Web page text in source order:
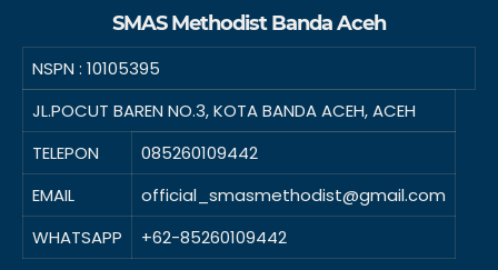
SMAS Methodist Banda Aceh
NSPN : 10105395
JL.POCUT BAREN NO.3, KOTA BANDA ACEH, ACEH
TELEPON
085260109442
EMAIL
official_smasmethodist@gmail.com
WHATSAPP
+62-85260109442